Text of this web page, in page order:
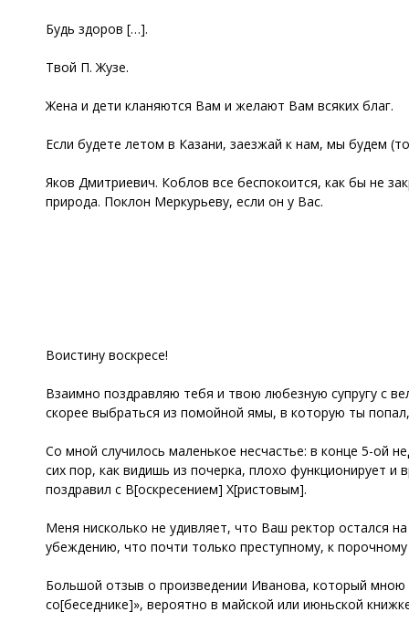
Будь здоров […].
Твой П. Жузе.
Жена и дети кланяются Вам и желают Вам всяких благ.
Если будете летом в Казани, заезжай к нам, мы будем
Яков Дмитриевич. Коблов все беспокоится, как бы не
природа. Поклон Меркурьеву, если он у Вас.
Воистину воскресе!
Взаимно поздравляю тебя и твою любезную супругу с
скорее выбраться из помойной ямы, в которую ты
Со мной случилось маленькое несчастье: в конце 5-ой
сих пор, как видишь из почерка, плохо функционирует
поздравил с В[оскресением] Х[ристовым].
Меня нисколько не удивляет, что Ваш ректор остался
убеждению, что почти только преступному, к
Большой отзыв о произведении Иванова, который
со[беседнике]», вероятно в майской или июньской